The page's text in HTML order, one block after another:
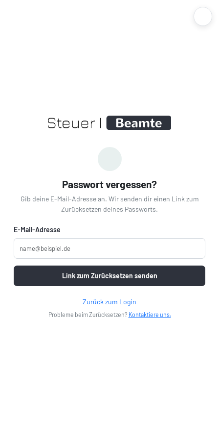
Passwort vergessen?
Gib deine E-Mail-Adresse an. Wir senden dir einen Link zum
Zurücksetzen deines Passworts.
E-Mail-Adresse
Link zum Zurücksetzen senden
Zurück zum Login
Probleme beim Zurücksetzen? Kontaktiere uns.